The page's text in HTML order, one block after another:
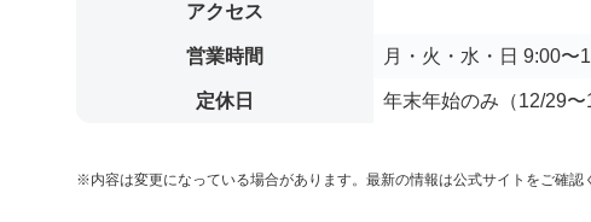
アクセス
営業時間 月・火・水・日 9:00〜
定休日 年末年始のみ（12/29〜
※内容は変更になっている場合があります。最新の情報は公式サイトをご確認